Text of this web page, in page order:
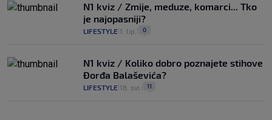
N1 kviz / Zmije, meduze, komarci... Tko
je najopasniji?
LIFESTYLE 1. lip. 0
N1 kviz / Koliko dobro poznajete stihove
Đorđa Balaševića?
LIFESTYLE 18. svi. 11